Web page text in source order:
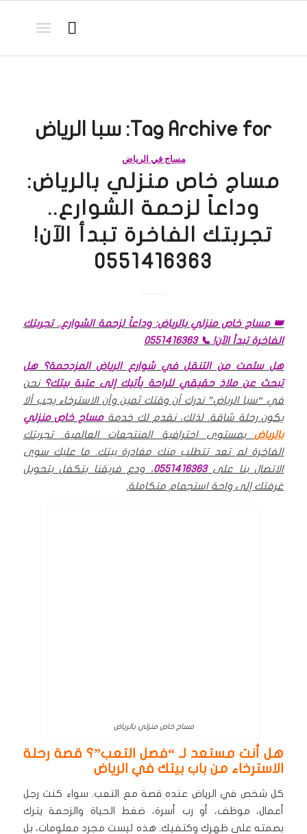
Tag Archive for: سبا الرياض
مساج في الرياض
مساج خاص منزلي بالرياض:
وداعاً لزحمة الشوارع..
تجربتك الفاخرة تبدأ الآن!
0551416363
👑 مساج خاص منزلي بالرياض: وداعاً لزحمة الشوارع.. تجربتك
الفاخرة تبدأ الآن! 📞 0551416363
هل سئمت من التنقل في شوارع الرياض المزدحمة؟ هل
تبحث عن ملاذ حقيقي للراحة يأتيك إلى عتبة بيتك؟ نحن
في “سبا الرياض” ندرك أن وقتك ثمين وأن الاسترخاء يجب ألا
يكون رحلة شاقة. لذلك، نقدم لك خدمةمساج خاص منزلي
بالرياضبمستوى احترافية المنتجعات العالمية. تجربتك
الفاخرة لم تعد تتطلب منك مغادرة بيتك. ما عليك سوى
الاتصال بنا على0551416363، ودع فريقنا يتكفل بتحويل
غرفتك إلى واحة استجمام متكاملة.
مساج خاص منزلي بالرياض
هل أنت مستعد لـ “فصل التعب”؟ قصة رحلة
الاسترخاء من باب بيتك في الرياض
كل شخص في الرياض عنده قصة مع التعب. سواء كنت رجل
أعمال، موظف، أو رب أسرة، ضغط الحياة والزحمة يترك
بصمته على ظهرك وكتفيك. هذه ليست مجرد معلومات، بل